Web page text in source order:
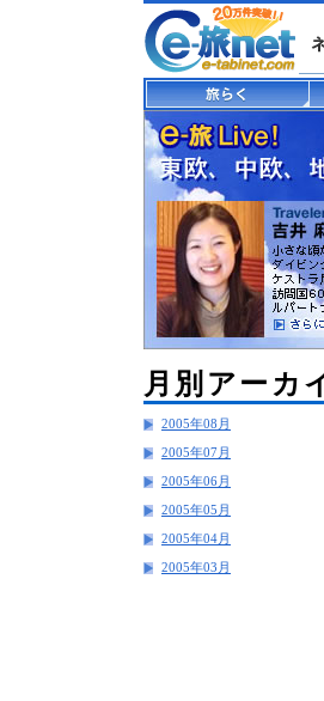
月別アーカ
2005年08月
2005年07月
2005年06月
2005年05月
2005年04月
2005年03月